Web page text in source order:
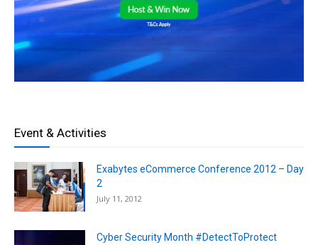
Event & Activities
Exabytes eCommerce Conference 2012 – Day
2
July 11, 2012
Cyber Security Month #DetectToProtect